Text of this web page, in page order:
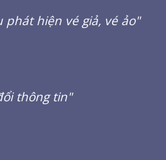
phát hiện vé giả, vé ảo"
thông tin"